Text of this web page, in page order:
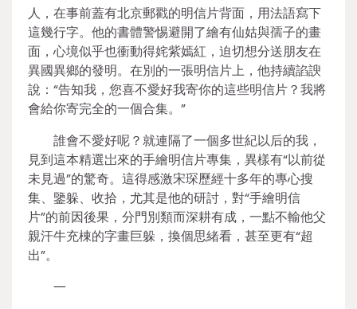
人，在事前蓋有北京郵戳的明信片背面，用法語寫下
這幾行字。他的書體警惕避開了繪有仙姑與孺子的畫
面，心境似乎也衝動得姹紫嫣紅，迫切想分送朋友在
異國異鄉的發明。在別的一張明信片上，他持續諂諛
說：“告知我，您喜不愛好我寄你的這些明信片？我將
會給你寄完全的一個合集。”
誰會不愛好呢？就連隔了一個多世紀以后的我，
見到這本精選岀來的手繪明信片專集，異樣有“以前從
未見過”的驚奇。這得感激宋琛歷經十多年的專心搜
集、鑒躲、收拾，尤其是他的研討，對“手繪明信
片”的前因後果，分門別類而深耕有成，一點不輸他父
親汗牛充棟的字畫巨躲，換個思緒看，甚至更有“超
出”。
一